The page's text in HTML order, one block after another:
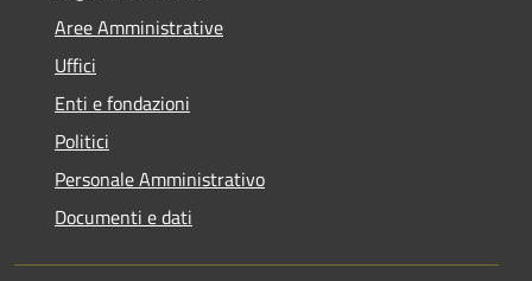
Aree Amministrative
Uffici
Enti e fondazioni
Politici
Personale Amministrativo
Documenti e dati